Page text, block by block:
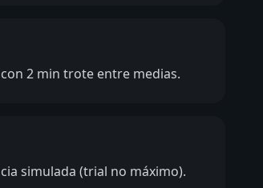
2 min trote entre medias.
simulada (trial no máximo).